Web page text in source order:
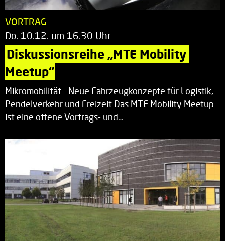
VORTRAG
Do. 10.12. um 16.30 Uhr
Diskussionsreihe „MTE Mobility
Meetup“
Mikromobilität – Neue Fahrzeugkonzepte für Logistik,
Pendelverkehr und Freizeit Das MTE Mobility Meetup
ist eine offene Vortrags- und…